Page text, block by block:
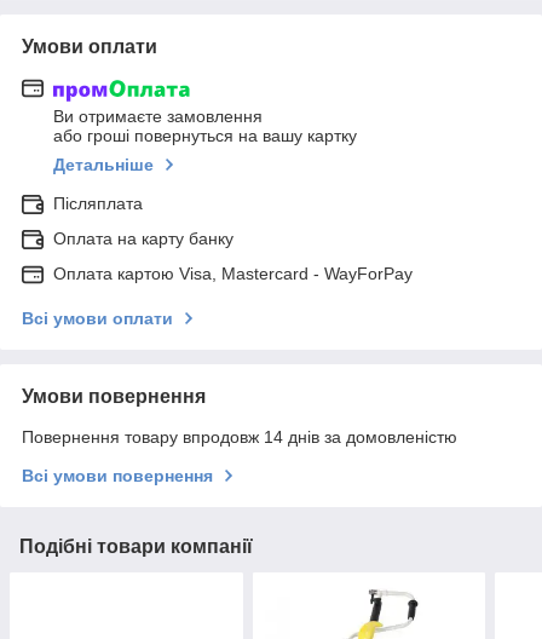
Умови оплати
Ви отримаєте замовлення
або гроші повернуться на вашу картку
Детальніше
Післяплата
Оплата на карту банку
Оплата картою Visa, Mastercard - WayForPay
Всі умови оплати
Умови повернення
Повернення товару впродовж 14 днів за домовленістю
Всі умови повернення
Подібні товари компанії